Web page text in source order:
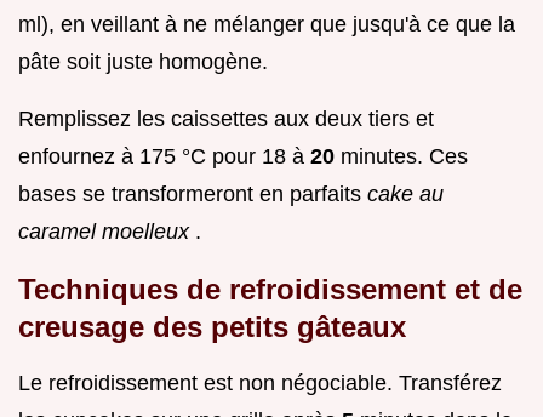
ml), en veillant à ne mélanger que jusqu'à ce que la
pâte soit juste homogène.
Remplissez les caissettes aux deux tiers et
enfournez à 175 °C pour 18 à 20 minutes. Ces
bases se transformeront en parfaits cake au
caramel moelleux .
Techniques de refroidissement et de
creusage des petits gâteaux
Le refroidissement est non négociable. Transférez